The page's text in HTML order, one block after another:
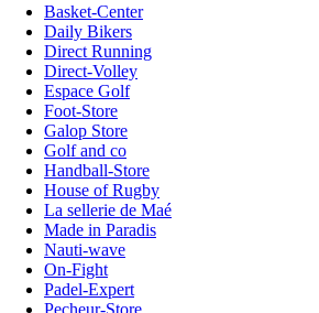
Basket-Center
Daily Bikers
Direct Running
Direct-Volley
Espace Golf
Foot-Store
Galop Store
Golf and co
Handball-Store
House of Rugby
La sellerie de Maé
Made in Paradis
Nauti-wave
On-Fight
Padel-Expert
Pecheur-Store